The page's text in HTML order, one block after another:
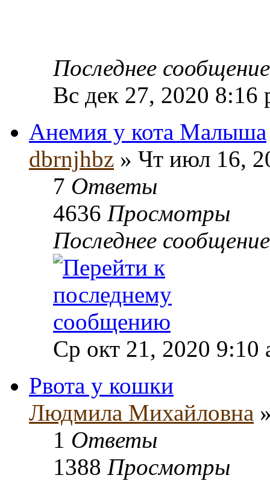
Последнее
Вс дек 27, 2020 8:16
Анемия у кота Малыша
dbrnjhbz » Чт июл 16,
7 Ответы
4636 Просмотры
Последнее
Ср окт 21, 2020 9:10
Рвота у кошки
Людмила Михайловна
1 Ответы
1388 Просмотры